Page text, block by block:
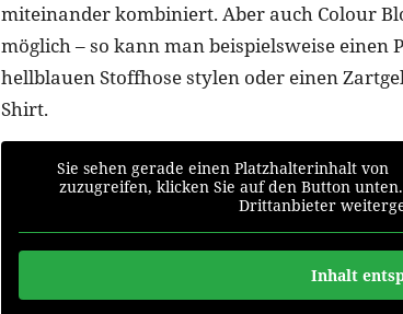
miteinander kombiniert. Aber auch Colour
möglich – so kann man beispielsweise einen
hellblauen Stoffhose stylen oder einen
Shirt.
Sie sehen gerade einen Platzhalterinhalt von
zuzugreifen, klicken Sie auf den Button
Drittanbieter
Inhalt